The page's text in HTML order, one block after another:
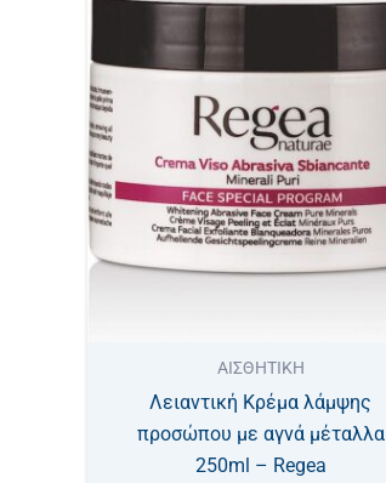
ΑΙΣΘΗΤΙΚΗ
Λειαντική Κρέμα λάμψης
προσώπου με αγνά μέταλλα
250ml – Regea